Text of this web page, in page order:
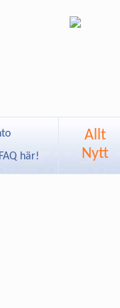
här!
Allt
Nytt